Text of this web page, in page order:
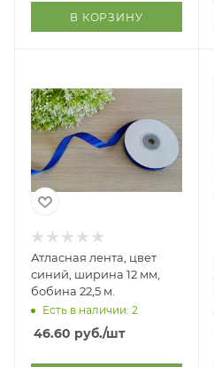
В КОРЗИНУ
Атласная лента, цвет
синий, ширина 12 мм,
бобина 22,5 м.
Есть в наличии: 2
46.60 руб./шт